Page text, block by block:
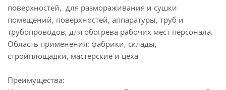
поверхностей, для размораживания и сушки
помещений, поверхностей, аппаратуры, труб и
трубопроводов, для обогрева рабочих мест персонала.
Область применения: фабрики, склады,
стройплощадки, мастерские и цеха
Преимущества: